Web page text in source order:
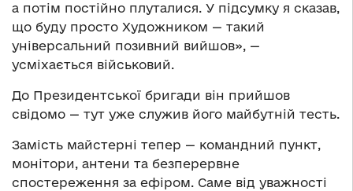
а потім постійно плуталися. У підсумку я сказав,
що буду просто Художником — такий
універсальний позивний вийшов», —
усміхається військовий.
До Президентської бригади він прийшов
свідомо — тут уже служив його майбутній тесть.
Замість майстерні тепер — командний пункт,
монітори, антени та безперервне
спостереження за ефіром. Саме від уважності